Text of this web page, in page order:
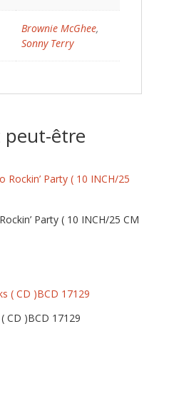
Brownie McGhee,
Sonny Terry
peut-être
Party ( 10 INCH/25 CM
CD ) BCD 17129